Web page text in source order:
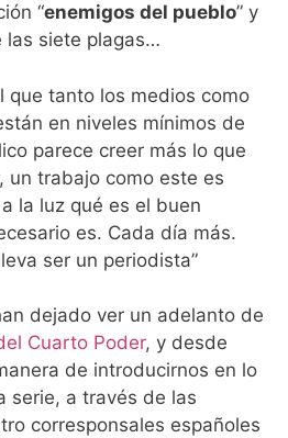
“enemigos del pueblo” y
las siete plagas…
que tanto los medios como
en niveles mínimos de
parece creer más lo que
un trabajo como este es
la luz qué es el buen
es. Cada día más.
ser un periodista”
dejado ver un adelanto de
Cuarto Poder, y desde
de introducirnos en lo
serie, a través de las
corresponsales españoles